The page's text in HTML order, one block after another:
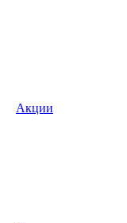
Акции